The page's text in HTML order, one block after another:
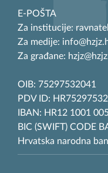
E-POŠTA
Za institucije:
Za medije:
Za građane:
OIB: 75297532041
PDV ID:
IBAN: HR12 1001
BIC (SWIFT) CODE
Hrvatska narodna